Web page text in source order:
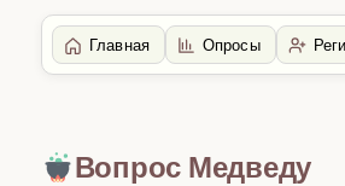
Главная Опросы
Главная / Болталка
Вопрос Медведу